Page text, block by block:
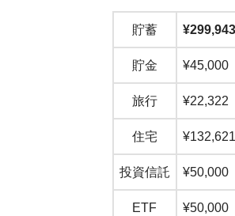
貯蓄 ¥299,943
貯金 ¥45,000
旅行 ¥22,322
住宅 ¥132,621
投資信託 ¥50,000
ETF ¥50,000